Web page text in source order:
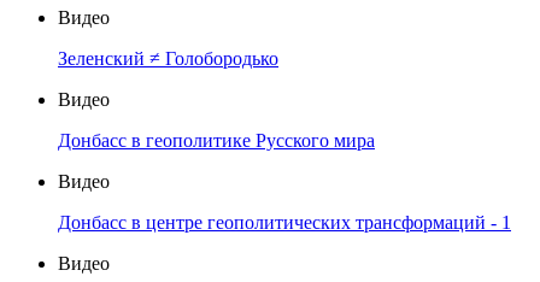
Видео
Зеленский ≠ Голобородько
Видео
Донбасс в геополитике Русского мира
Видео
Донбасс в центре геополитических трансформаций - 1
Видео